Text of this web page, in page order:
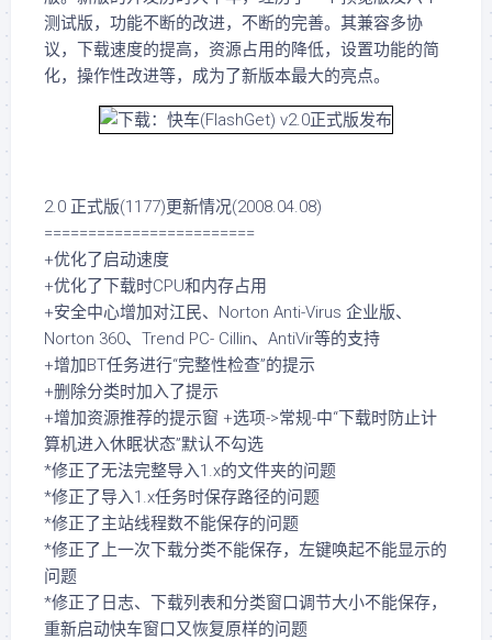
测试版，功能不断的改进，不断的完善。其兼容多协
议，下载速度的提高，资源占用的降低，设置功能的简
化，操作性改进等，成为了新版本最大的亮点。
2.0 正式版(1177)更新情况(2008.04.08)
========================
+优化了启动速度
+优化了下载时CPU和内存占用
+安全中心增加对江民、Norton Anti-Virus 企业版、
Norton 360、Trend PC- Cillin、AntiVir等的支持
+增加BT任务进行“完整性检查”的提示
+删除分类时加入了提示
+增加资源推荐的提示窗 +选项->常规-中“下载时防止计
算机进入休眠状态”默认不勾选
*修正了无法完整导入1.x的文件夹的问题
*修正了导入1.x任务时保存路径的问题
*修正了主站线程数不能保存的问题
*修正了上一次下载分类不能保存，左键唤起不能显示的
问题
*修正了日志、下载列表和分类窗口调节大小不能保存，
重新启动快车窗口又恢复原样的问题